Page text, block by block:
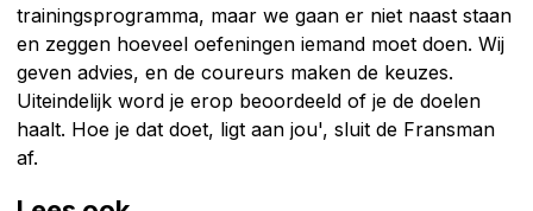
trainingsprogramma, maar we gaan er niet naast staan
en zeggen hoeveel oefeningen iemand moet doen. Wij
geven advies, en de coureurs maken de keuzes.
Uiteindelijk word je erop beoordeeld of je de doelen
haalt. Hoe je dat doet, ligt aan jou', sluit de Fransman
af.